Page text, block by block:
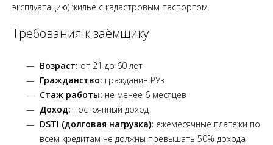
эксплуатацию) жильё с кадастровым паспортом.
Требования к заёмщику
Возраст: от 21 до 60 лет
Гражданство: гражданин РУз
Стаж работы: не менее 6 месяцев
Доход: постоянный доход
DSTI (долговая нагрузка): ежемесячные платежи по
всем кредитам не должны превышать 50% дохода